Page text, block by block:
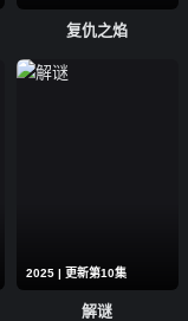
复仇之焰
2025 | 更新第10集
解谜